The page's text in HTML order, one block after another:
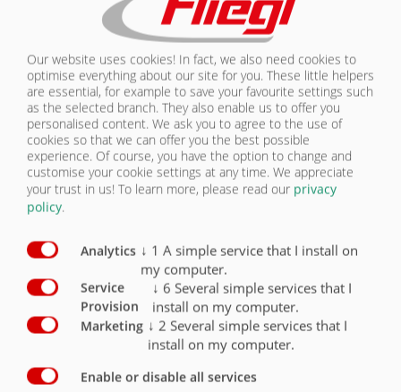
Неподвижный противоподкатный брус X
Противоподкатный брус с
гидравлическим складыванием
O
Камера заднего обзора
Камера видеонаблюдения
Боковые габаритные фонари O
Габаритные фонари
Стояночные фонари O
Проблесковый маячок O
Светодиодная рабочая фара
Our website uses cookies! In fact, we also need cookies to
optimise everything about our site for you. These little helpers
are essential, for example to save your favourite settings such
as the selected branch. They also enable us to offer you
personalised content. We ask you to agree to the use of
cookies so that we can offer you the best possible
experience. Of course, you have the option to change and
customise your cookie settings at any time. We appreciate
your trust in us! To learn more, please read our privacy
policy.
Analytics ↓ 1 A simple service that I install on
my computer.
Service
Provision
↓ 6 Several simple services that I
install on my computer.
Marketing ↓ 2 Several simple services that I
install on my computer.
Enable or disable all services